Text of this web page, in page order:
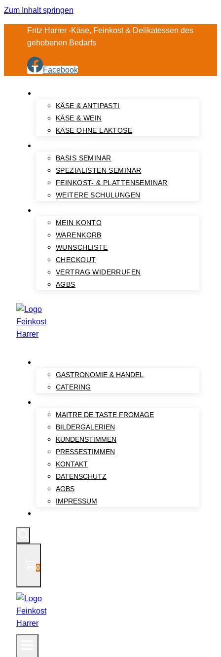
Zum Inhalt springen
Fritz Harrer -Käse, Feinkost & Delikatessen des
gehobenen Bedarfs
Facebook
KÄSE & ANTIPASTI
KÄSE & WEIN
KÄSE OHNE LAKTOSE
BASIS SEMINAR
SPEZIALISTEN SEMINAR
FEINKOST- & PLATTENSEMINAR
WEITERE SCHULUNGEN
MEIN KONTO
WARENKORB
WUNSCHLISTE
CHECKOUT
VERTRAG WIDERRUFEN
AGBS
GASTRONOMIE & HANDEL
CATERING
MAITRE DE TASTE FROMAGE
BILDERGALERIEN
KUNDENSTIMMEN
PRESSESTIMMEN
KONTAKT
DATENSCHUTZ
AGBS
IMPRESSUM
0